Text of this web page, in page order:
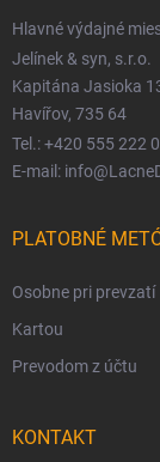
Hlavné výdajné
Jelínek & syn, s.r.o.
Kapitána Jasioka
Havířov, 735 64
Tel.: +420 555 222
E-mail:
PLATOBNÉ
Osobne pri prevzatí
Kartou
Prevodom z účtu
KONTAKT